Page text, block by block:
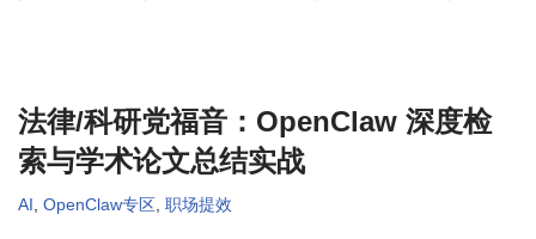
法律/科研党福音：OpenClaw 深度检
索与学术论文总结实战
AI , OpenClaw专区 , 职场提效